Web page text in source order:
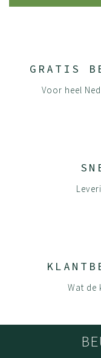
GRATIS
Voor heel
Wat de